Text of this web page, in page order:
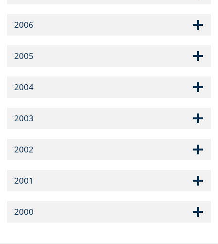
2006
2005
2004
2003
2002
2001
2000